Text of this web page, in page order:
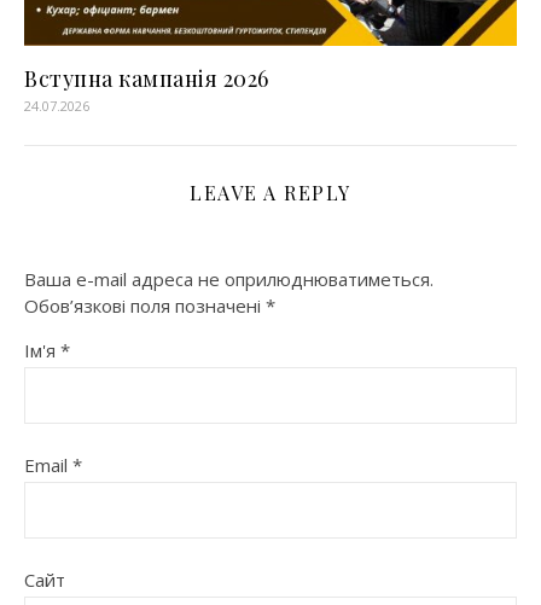
Вступна кампанія 2026
24.07.2026
LEAVE A REPLY
Ваша e-mail адреса не оприлюднюватиметься.
Обов’язкові поля позначені *
Ім'я *
Email *
Сайт